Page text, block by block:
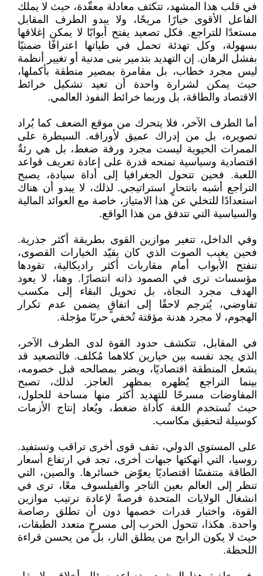
في قلب هذا المشهد، تتكثف معادلة معقّدة، حيث لا يملك
الفاعل الأقوى خيارًا مريحًا، ولا يبدو الطرف المقابل
مستعدًا للتراجع. فكل تصعيد يفتح أبوابًا لا يمكن إغلاقها
بسهولة، وكل تهدئة تحمل في طياتها اعترافًا ضمنيًا
بفشل الرهان. إن التهديد بتدمير بنى مدنية أو تغيير أنظمة
ليس مجرد خطاب، بل مقامرة بمصير منطقة بأكملها،
حيث يمكن لشرارة واحدة أن تعيد تشكيل خرائط
الاقتصاد والطاقة، بل وربما خرائط النفوذ العالمي.
أما الطرف الآخر، فلا يتحرك من موقع الضعف كما يُراد
تصويره، بل من إدراك عميق لأوراقه. السيطرة على
الممرات الحيوية ليست مجرد ورقة ضغط، بل هي رئةٌ
اقتصادية وسياسية تمنحه قدرة على إعادة تعريف قواعد
اللعبة. فحين تتحول الجغرافيا إلى أداة سيادة، يصبح
التراجع أشبه بانتحارٍ استراتيجي. لذلك، لا يبدو أن هناك
استعدادًا للتخلي عن هذا الامتياز، خاصة مع العوائد المالية
والسياسية التي تتدفق من هذا الواقع.
وفي الداخل، تتغير موازين القوى بطريقة أكثر جذرية.
فحين يغيب الصوت الذي كان يقيّد الخيارات القصوى،
تنفتح الأبواب أمام مقاربات أكثر راديكالية، تقودها
مؤسسات ترى في الصمود ذاته انتصارًا. وهنا، لا يعود
الهدف مجرد النجاة، بل تحويل البقاء إلى مكسب
تفاوضي، يُترجم لاحقًا إلى اتفاقٍ يضمن عدم تكرار
الهجوم، لا مجرد هدنة مؤقتة تُخفي حربًا مؤجلة.
في المقابل، تتكشف حدود القوة لدى الطرف الآخر،
الذي يجد نفسه بين خيارين كلاهما مُكلف. فالتصعيد قد
يشعل المنطقة اقتصاديًا، ويضر بمصالحه قبل خصومه،
بينما التراجع يُظهره بمظهر العاجز. لذلك، تصبح
المفاوضات مسرحًا للتهديد أكثر منها مساحة للحلول،
حيث تُستخدم اللغة كأداة ضغط، ويُعاد إنتاج الأزمات
كوسيلة لتحقيق مكاسب.
على المستوى الدولي، تقف قوى أخرى تراقب وتستفيد.
روسيا، التي أنهكتها جبهات أخرى، تجد في ارتفاع أسعار
الطاقة متنفسًا اقتصاديًا يعوّض خسائرها. والصين، التي
تنظر إلى العالم بعين التاجر والفيلسوف معًا، ترى في
انشغال الولايات المتحدة فرصةً لإعادة ترتيب موازين
القوة، واختبار قدرات خصمها دون أن تطلق رصاصة
واحدة. هكذا، تتحول الحرب إلى مسرحٍ متعدد الطبقات،
حيث لا يكون الرابح من يطلق النار، بل من يحسن قراءة
اللحظة.